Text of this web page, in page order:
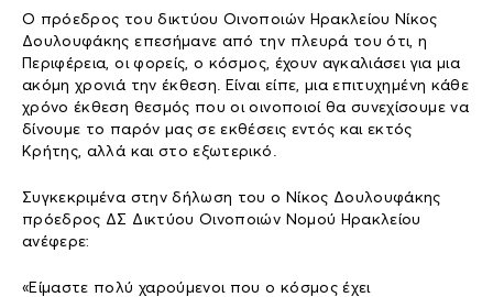
Ο πρόεδρος του δικτύου Οινοποιών Ηρακλείου Νίκος
Δουλουφάκης επεσήμανε από την πλευρά του ότι, η
Περιφέρεια, οι φορείς, ο κόσμος, έχουν αγκαλιάσει για μια
ακόμη χρονιά την έκθεση. Είναι είπε, μια επιτυχημένη κάθε
χρόνο έκθεση θεσμός που οι οινοποιοί θα συνεχίσουμε να
δίνουμε το παρόν μας σε εκθέσεις εντός και εκτός
Κρήτης, αλλά και στο εξωτερικό.
Συγκεκριμένα στην δήλωση του ο Νίκος Δουλουφάκης
πρόεδρος ΔΣ Δικτύου Οινοποιών Νομού Ηρακλείου
ανέφερε:
«Είμαστε πολύ χαρούμενοι που ο κόσμος έχει